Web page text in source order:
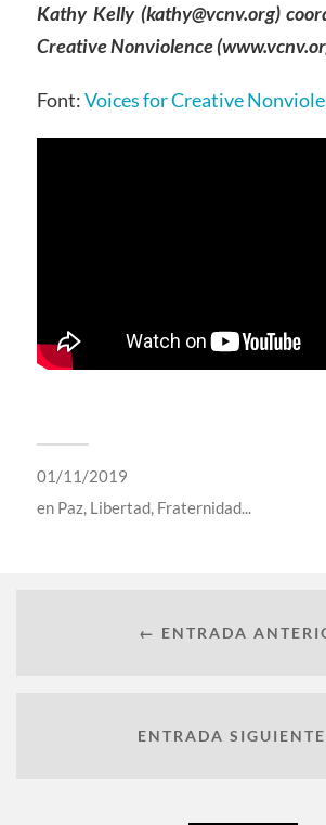
Kathy Kelly (kathy@vcnv.org)
Creative Nonviolence
Font:Voices for Creative
01/11/2019
en Paz, Libertad, Fraternidad...
← ENTRADA
ENTRADA